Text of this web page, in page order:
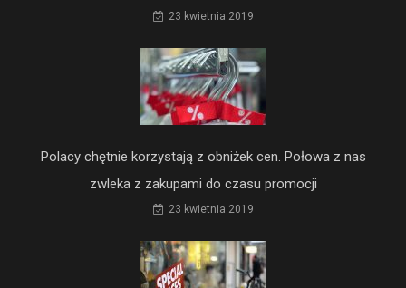
23 kwietnia 2019
Polacy chętnie korzystają z obniżek cen. Połowa z nas
zwleka z zakupami do czasu promocji
23 kwietnia 2019